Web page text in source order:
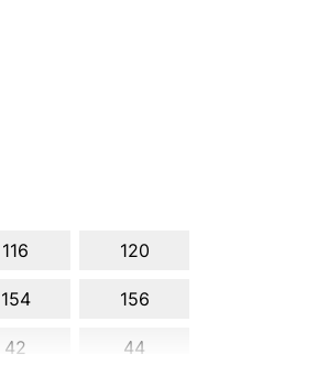
116 120
154 156
42 44